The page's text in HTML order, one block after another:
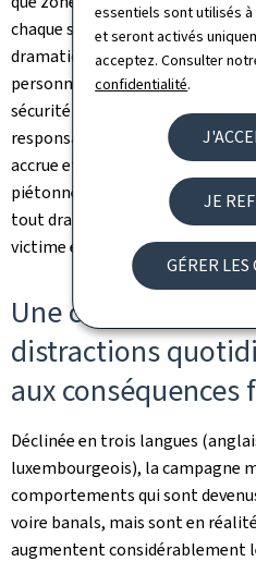
essentiels sont utilisés
et seront activés
acceptez. Consulter
confidentialité.
JE
GÉRER LES
chaque seconde d'inattention
dramatiques et, dans le pire des
personnes à pied ne doivent pas
sécurité routière! La sécurité aux
responsabilité partagée et elle
accrue et des regards attentifs:
piétonnes et piétons doivent
tout drame. Chaque accident en
victime en est une de trop!".
Une campagne
distractions
aux conséquences
Déclinée en trois langues
luxembourgeois), la campagne
comportements qui sont
voire banals, mais sont en
augmentent considérablement